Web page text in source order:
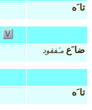
تا َه
ضا َع مـَفقود
تا َه